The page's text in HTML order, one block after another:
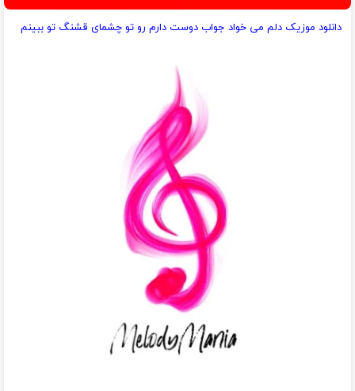
دانلود موزیک دلم می خواد جواب دوست دارم رو تو چشمای قشنگ تو ببینم